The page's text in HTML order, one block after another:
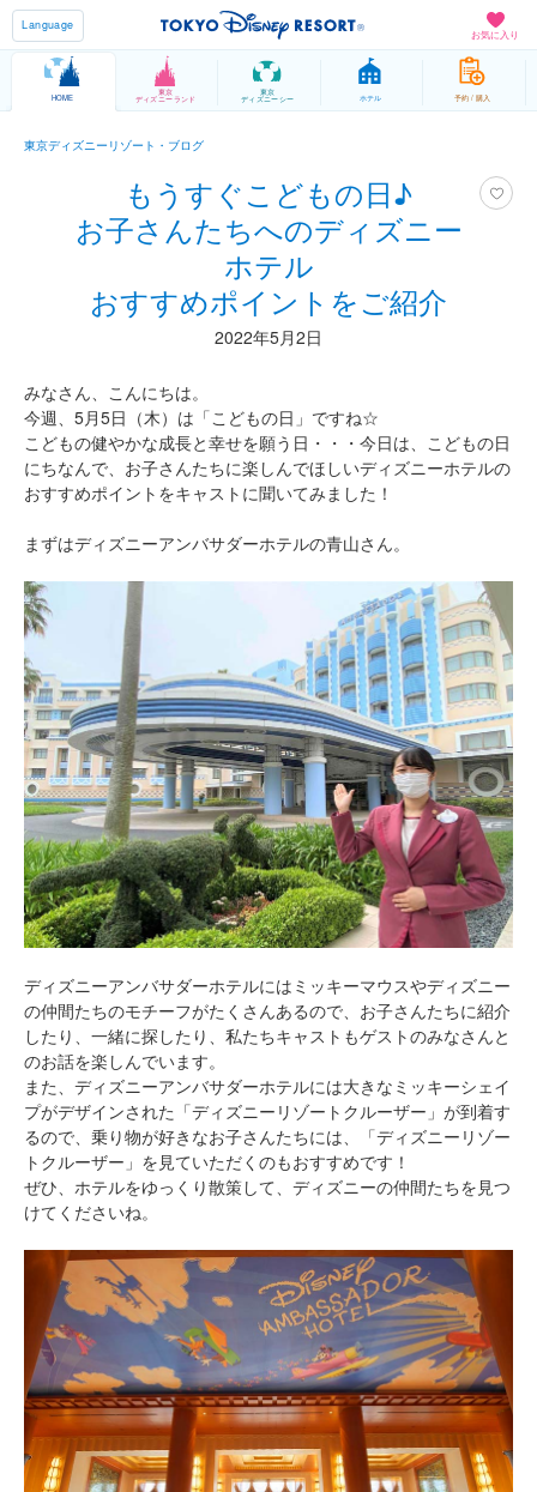
お気に入り
Language
HOME
東京
ディズニーランド
東京
ディズニーシー ホテル 予約 / 購入
東京ディズニーリゾート・ブログ
もうすぐこどもの日♪
お子さんたちへのディズニー
ホテル
おすすめポイントをご紹介
2022年5月2日
みなさん、こんにちは。
今週、5月5日（木）は「こどもの日」ですね☆
こどもの健やかな成長と幸せを願う日・・・今日は、こどもの日
にちなんで、お子さんたちに楽しんでほしいディズニーホテルの
おすすめポイントをキャストに聞いてみました！
まずはディズニーアンバサダーホテルの青山さん。
ディズニーアンバサダーホテルにはミッキーマウスやディズニー
の仲間たちのモチーフがたくさんあるので、お子さんたちに紹介
したり、一緒に探したり、私たちキャストもゲストのみなさんと
のお話を楽しんでいます。
また、ディズニーアンバサダーホテルには大きなミッキーシェイ
プがデザインされた「ディズニーリゾートクルーザー」が到着す
るので、乗り物が好きなお子さんたちには、「ディズニーリゾー
トクルーザー」を見ていただくのもおすすめです！
ぜひ、ホテルをゆっくり散策して、ディズニーの仲間たちを見つ
けてくださいね。